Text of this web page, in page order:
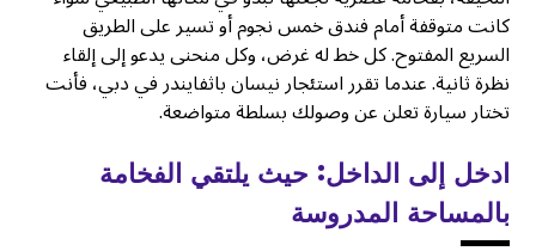
كانت متوقفة أمام فندق خمس نجوم أو تسير على الطريق
السريع المفتوح. كل خط له غرض، وكل منحنى يدعو إلى إلقاء
نظرة ثانية. عندما تقرر استئجار نيسان باثفايندر في دبي، فأنت
تختار سيارة تعلن عن وصولك بسلطة متواضعة.
ادخل إلى الداخل: حيث يلتقي الفخامة
بالمساحة المدروسة